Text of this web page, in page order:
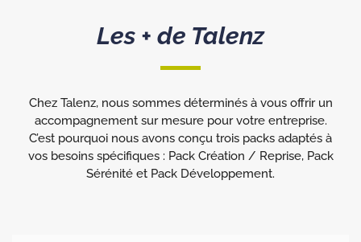
Les + de Talenz
Chez Talenz, nous sommes déterminés à vous offrir un
accompagnement sur mesure pour votre entreprise.
C’est pourquoi nous avons conçu trois packs adaptés à
vos besoins spécifiques : Pack Création / Reprise, Pack
Sérénité et Pack Développement.